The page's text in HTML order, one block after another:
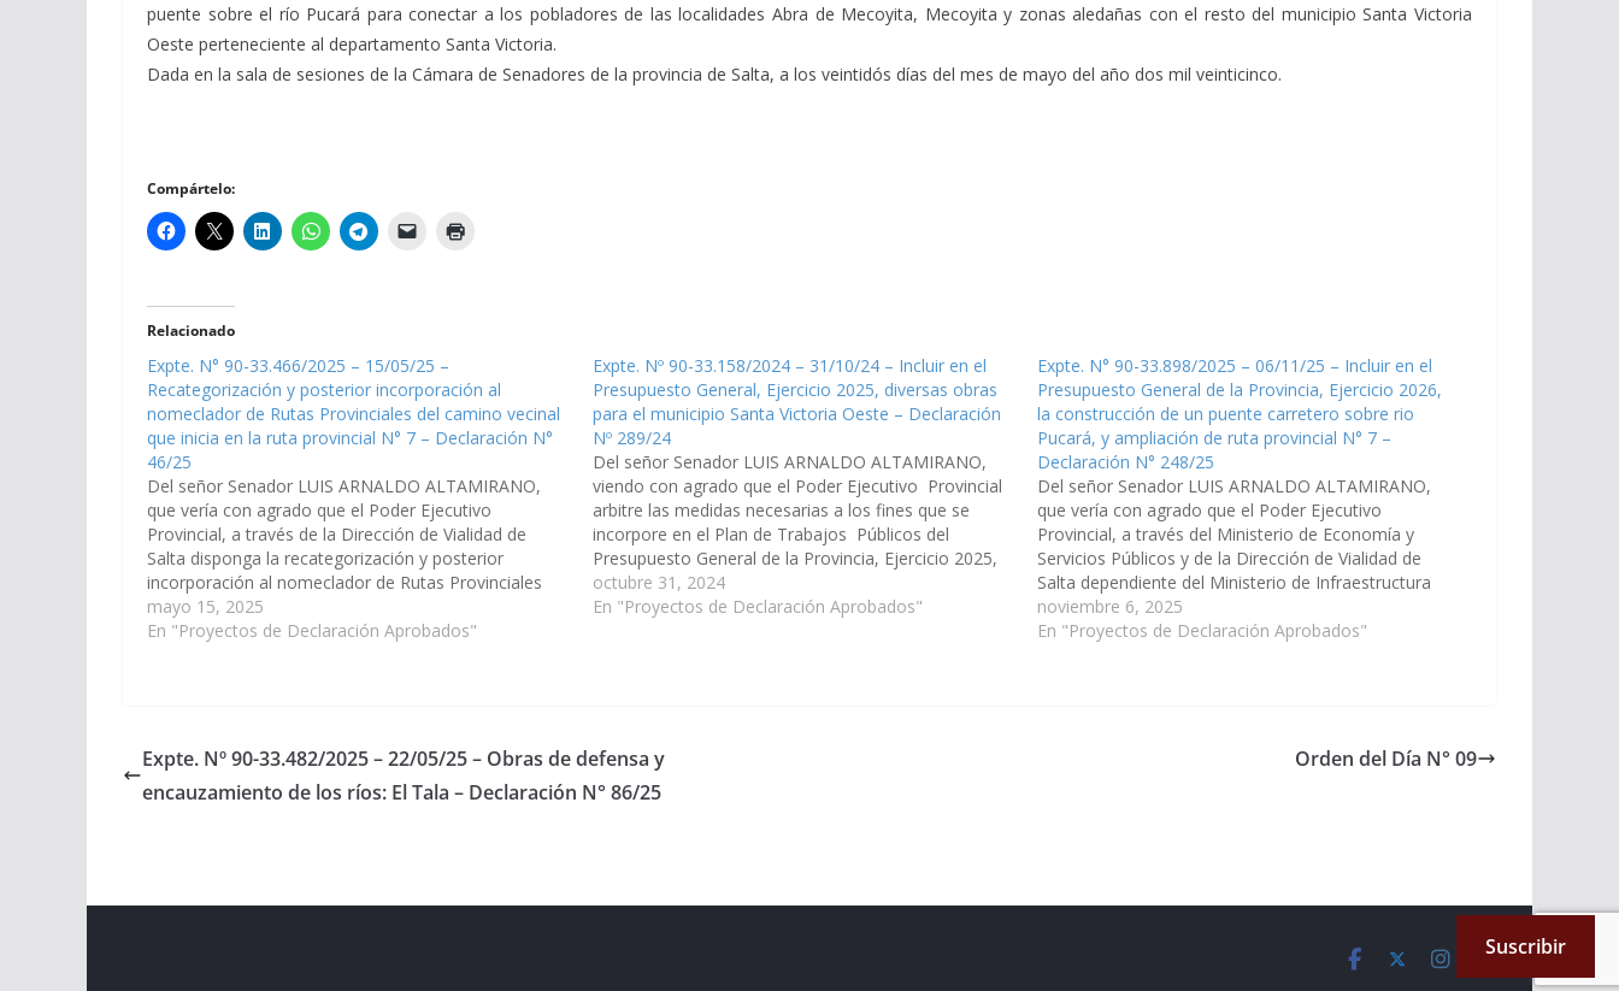
puente sobre el río Pucará para conectar a los pobladores de las localidades Abra de Mecoyita, Mecoyita y zonas aledañas con el resto del municipio Santa Victoria
Oeste perteneciente al departamento Santa Victoria.
Dada en la sala de sesiones de la Cámara de Senadores de la provincia de Salta, a los veintidós días del mes de mayo del año dos mil veinticinco.
Compártelo:
Relacionado
Expte. N° 90-33.466/2025 – 15/05/25 –
Recategorización y posterior incorporación al
nomeclador de Rutas Provinciales del camino vecinal
que inicia en la ruta provincial N° 7 – Declaración N°
46/25
Del señor Senador LUIS ARNALDO ALTAMIRANO,
que vería con agrado que el Poder Ejecutivo
Provincial, a través de la Dirección de Vialidad de
Salta disponga la recategorización y posterior
incorporación al nomeclador de Rutas Provinciales
del camino vecinal que inicia en la ruta provincial N° 7
a la altura de…
mayo 15, 2025
En "Proyectos de Declaración Aprobados"
Expte. Nº 90-33.158/2024 – 31/10/24 – Incluir en el
Presupuesto General, Ejercicio 2025, diversas obras
para el municipio Santa Victoria Oeste – Declaración
Nº 289/24
Del señor Senador LUIS ARNALDO ALTAMIRANO,
viendo con agrado que el Poder Ejecutivo Provincial
arbitre las medidas necesarias a los fines que se
incorpore en el Plan de Trabajos Públicos del
Presupuesto General de la Provincia, Ejercicio 2025,
las siguientes obras para el municipio Santa Victoria
Oeste, departamento Santa Victoria: Construcción…
octubre 31, 2024
En "Proyectos de Declaración Aprobados"
Expte. N° 90-33.898/2025 – 06/11/25 – Incluir en el
Presupuesto General de la Provincia, Ejercicio 2026,
la construcción de un puente carretero sobre rio
Pucará, y ampliación de ruta provincial N° 7 –
Declaración N° 248/25
Del señor Senador LUIS ARNALDO ALTAMIRANO,
que vería con agrado que el Poder Ejecutivo
Provincial, a través del Ministerio de Economía y
Servicios Públicos y de la Dirección de Vialidad de
Salta dependiente del Ministerio de Infraestructura
incluya en el Plan de Trabajos Públicos del
Presupuesto General de la Provincia,…
noviembre 6, 2025
En "Proyectos de Declaración Aprobados"
Expte. Nº 90-33.482/2025 – 22/05/25 – Obras de defensa y
encauzamiento de los ríos: El Tala – Declaración N° 86/25
Orden del Día N° 09
Suscribir